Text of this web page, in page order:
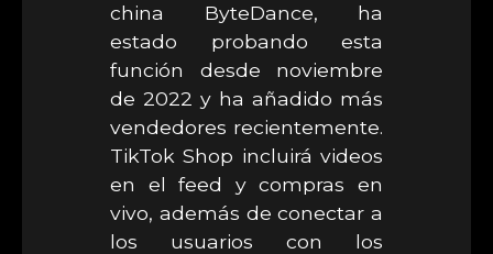
china ByteDance, ha
estado probando esta
función desde noviembre
de 2022 y ha añadido más
vendedores recientemente.
TikTok Shop incluirá videos
en el feed y compras en
vivo, además de conectar a
los usuarios con los